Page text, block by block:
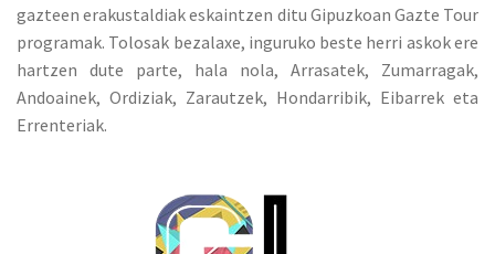
gazteen erakustaldiak eskaintzen ditu Gipuzkoan Gazte Tour
programak. Tolosak bezalaxe, inguruko beste herri askok ere
hartzen dute parte, hala nola, Arrasatek, Zumarragak,
Andoainek, Ordiziak, Zarautzek, Hondarribik, Eibarrek eta
Errenteriak.